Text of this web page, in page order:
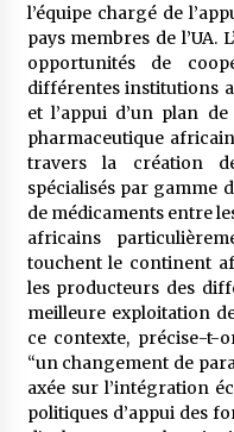
Tradition
5 ans
l’équipe chargé de
pays membres de l’UA.
opportunités de
différentes institutions
et l’appui d’un plan
pharmaceutique
travers la création
spécialisés par gamme
de médicaments entre
africains
touchent le continent
les producteurs des
meilleure exploitation
ce contexte, précise-t-
“un changement de
axée sur l’intégration
politiques d’appui des